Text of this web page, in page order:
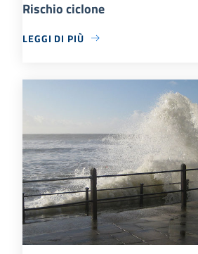
Rischio ciclone
LEGGI DI PIÙ